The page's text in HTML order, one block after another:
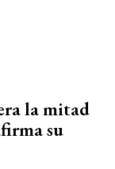
la mitad
su